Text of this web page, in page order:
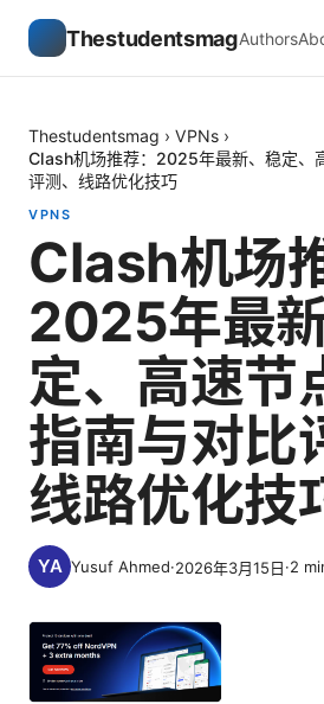
ThestudentsmagAuthors
Thestudentsmag › VPNs ›
Clash机场推荐：2025年最新、稳定、
评测、线路优化技巧
VPNS
Clash机场
2025年最
定、高速节
指南与对比
线路优化技
Yusuf Ahmed·2026年3月15日·2